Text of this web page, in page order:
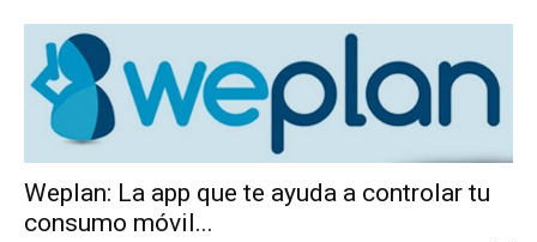
Weplan: La app que te ayuda a controlar tu
consumo móvil...